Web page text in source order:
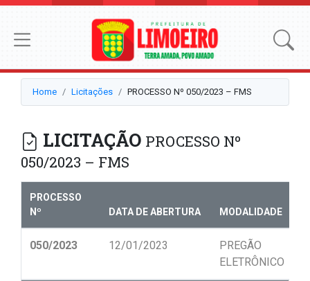
Home Licitações PROCESSO Nº 050/2023 – FMS
LICITAÇÃO PROCESSO Nº
050/2023 – FMS
PROCESSO
Nº
DATA DE ABERTURA MODALIDADE
050/2023 12/01/2023
PREGÃO
ELETRÔNICO